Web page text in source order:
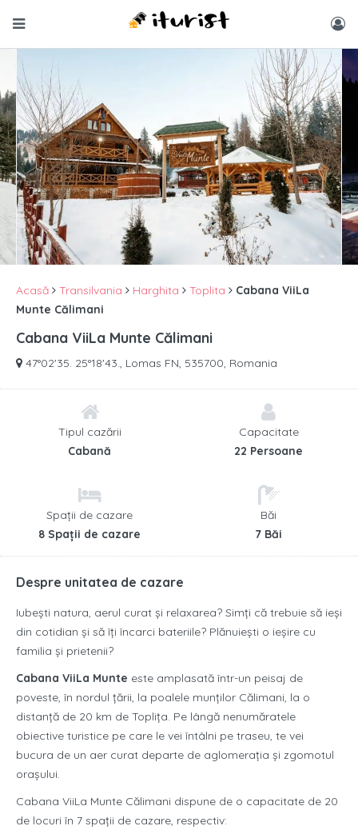
Acasă Transilvania Harghita Toplita
Cabana ViiLa
Munte Călimani
Cabana ViiLa Munte Călimani
47°02'35. 25°18'43., Lomas FN, 535700, Romania
Tipul cazării
Cabană
Capacitate
22 Persoane
Spații de cazare
8 Spații de cazare
Băi
7 Băi
Despre unitatea de cazare
Iubeşti natura, aerul curat şi relaxarea? Simţi că trebuie să ieşi
din cotidian şi să îţi încarci bateriile? Plănuieşti o ieşire cu
familia şi prietenii?
Cabana ViiLa Munte este amplasată într-un peisaj de
poveste, în nordul țării, la poalele munţilor Călimani, la o
distanță de 20 km de Topliţa. Pe lângă nenumăratele
obiective turistice pe care le vei întâlni pe traseu, te vei
bucura de un aer curat departe de aglomeraţia şi zgomotul
oraşului.
Cabana ViiLa Munte Călimani dispune de o capacitate de 20
de locuri în 7 spații de cazare, respectiv: